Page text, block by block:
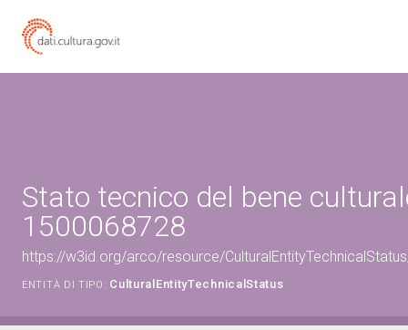
Stato tecnico del bene
1500068728
https://w3id.org/arco/resource/
ENTITÀ DI TIPO: CulturalEntityTechnicalStatus